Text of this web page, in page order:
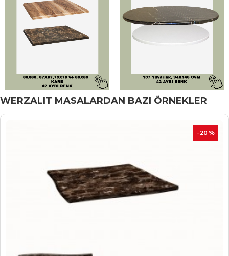
WERZALIT MASALARDAN BAZI ÖRNEKLER
İNDIRIM